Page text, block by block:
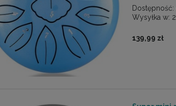
Dostępność:
Wysyłka w:
139,99 zł